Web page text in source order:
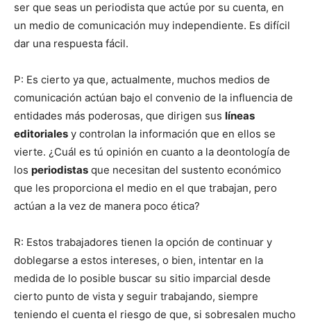
ser que seas un periodista que actúe por su cuenta, en
un medio de comunicación muy independiente. Es difícil
dar una respuesta fácil.
P: Es cierto ya que, actualmente, muchos medios de
comunicación actúan bajo el convenio de la influencia de
entidades más poderosas, que dirigen sus líneas
editoriales y controlan la información que en ellos se
vierte. ¿Cuál es tú opinión en cuanto a la deontología de
los periodistas que necesitan del sustento económico
que les proporciona el medio en el que trabajan, pero
actúan a la vez de manera poco ética?
R: Estos trabajadores tienen la opción de continuar y
doblegarse a estos intereses, o bien, intentar en la
medida de lo posible buscar su sitio imparcial desde
cierto punto de vista y seguir trabajando, siempre
teniendo el cuenta el riesgo de que, si sobresalen mucho